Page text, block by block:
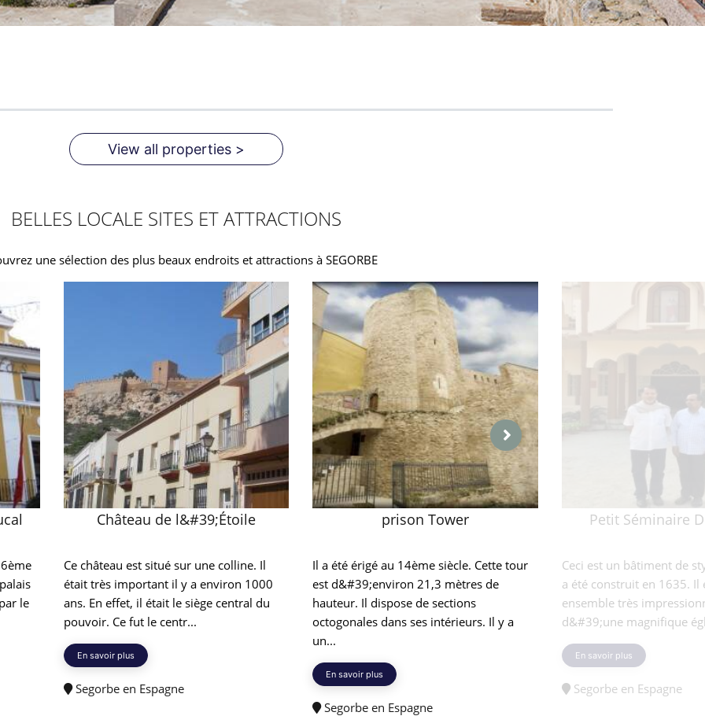
View all properties >
BELLES LOCALE SITES ET ATTRACTIONS
une sélection des plus beaux endroits et attractions à SEGORBE
le
Château de l&#39;Étoile
Ce château est situé sur une colline. Il
était très important il y a environ 1000
ans. En effet, il était le siège central du
pouvoir. Ce fut le centr...
En savoir plus
Segorbe en Espagne
prison Tower
Il a été érigé au 14ème siècle. Cette tour
est d&#39;environ 21,3 mètres de
hauteur. Il dispose de sections
octogonales dans ses intérieurs. Il y a
un...
En savoir plus
Segorbe en Espagne
Petit Séminaire
Ceci est un bâtiment de
a été construit en 1635. Il
ensemble très
d&#39;une magnifique
En savoir plus
Segorbe en Espagne